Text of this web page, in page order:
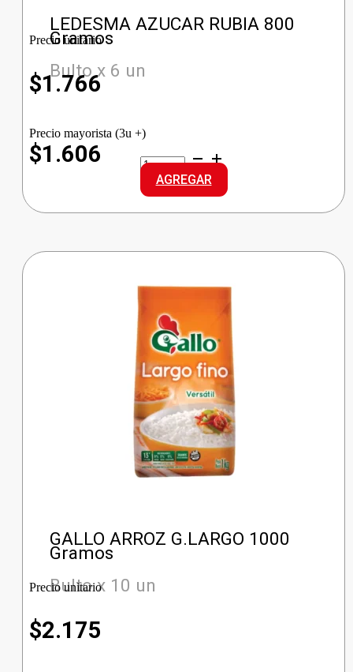
LEDESMA AZUCAR RUBIA 800
Gramos
Bulto x 6 un
Precio unitario
$1.766
Precio mayorista (3u +)
$1.606
LEDESMA
AZUCAR
RUBIA
cantidad
AGREGAR
GALLO ARROZ G.LARGO 1000
Gramos
Bulto x 10 un
Precio unitario
$2.175